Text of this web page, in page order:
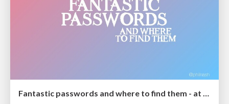
Fantastic passwords and where to find them - at NoRuKo